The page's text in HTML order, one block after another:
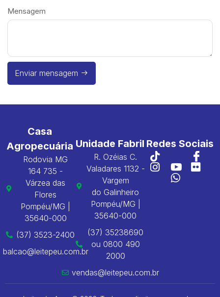
Mensagem
Enviar mensagem
Casa
Agropecuária
Rodovia MG
164 735 -
Várzea das
Flores
Pompéu/MG |
35640-000
(37) 3523-2400
balcao@leitepeu.com.br
Unidade Fabril
R. Ozéias C.
Valadares 1132 -
Vargem
do Galinheiro
Pompéu/MG |
35640-000
(37) 35238690
ou 0800 490
2000
vendas@leitepeu.com.br
Redes Sociais